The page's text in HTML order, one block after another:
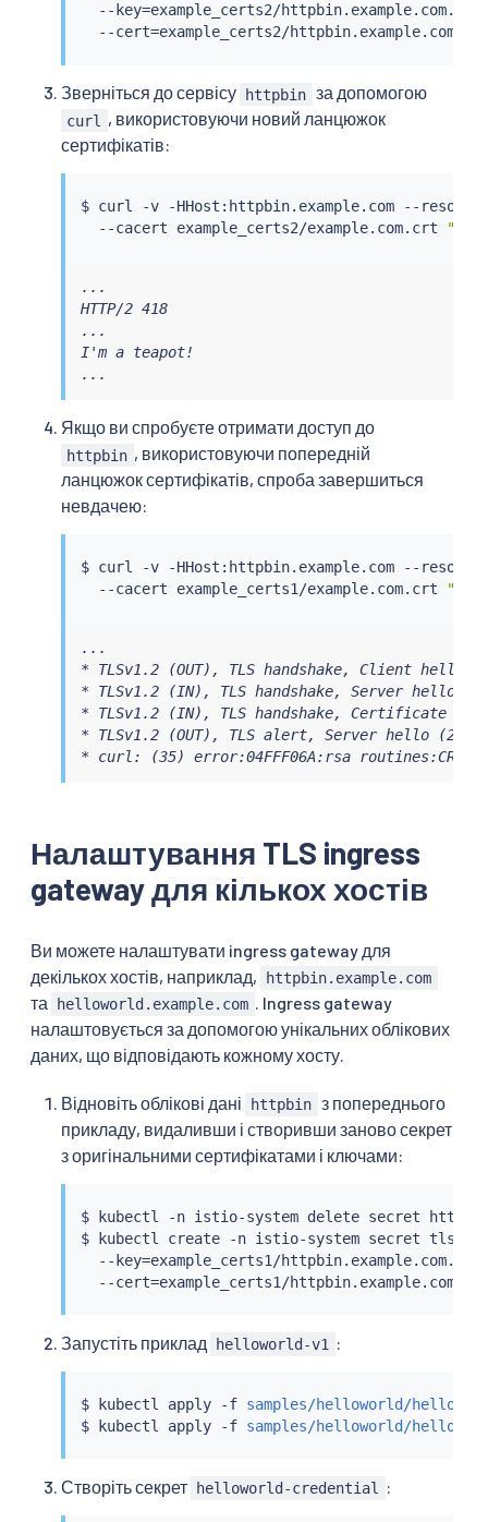
  --key
=example_certs2/
  --cert
=
Зверніться до сервісу httpbin за допомогою
curl
, використовуючи новий ланцюжок
сертифікатів:
$ curl -v -HHost:httpbin.example.com --
  --cacert example_certs2/example.com.crt
...
HTTP/2 418
...
I'm a teapot!
...
Якщо ви спробуєте отримати доступ до
httpbin , використовуючи попередній
ланцюжок сертифікатів, спроба завершиться
невдачею:
$ curl -v -HHost:httpbin.example.com --
  --cacert example_certs1/example.com.crt
...
* TLSv1.2 (OUT), TLS handshake, Client hello
* TLSv1.2 (IN), TLS handshake, Server hello
* TLSv1.2 (IN), TLS handshake, Certificate
* TLSv1.2 (OUT), TLS alert, Server hello (2):
* curl: (35) error:04FFF06A:rsa
Налаштування TLS ingress
gateway для кількох хостів
Ви можете налаштувати ingress gateway для
декількох хостів, наприклад,
httpbin.example.com
та helloworld.example.com . Ingress gateway
налаштовується за допомогою унікальних облікових
даних, що відповідають кожному хосту.
Відновіть облікові дані httpbin з попереднього
прикладу, видаливши і створивши заново секрет
з оригінальними сертифікатами і ключами:
$ kubectl
-n istio-system delete secret
$
kubectl
create -n istio-system secret tls
  --key
=example_certs1/
  --cert
=
Запустіть приклад helloworld-v1 :
$ kubectl apply -f samples/helloworld/
$
kubectl apply -f samples/helloworld/
Створіть секрет helloworld-credential :